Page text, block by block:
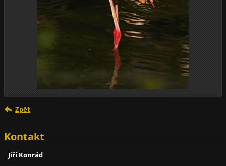
Zpět
Kontakt
Jiří Konrád